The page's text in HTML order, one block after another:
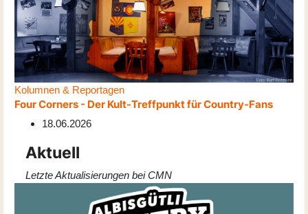
Kolumnen & Reportagen
Four Corners - Der Kult-Treffpunkt für Country-Fans
18.06.2026
Aktuell
Letzte Aktualisierungen bei CMN